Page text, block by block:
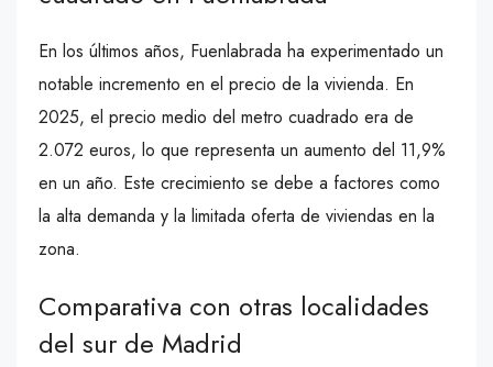
En los últimos años, Fuenlabrada ha experimentado un
notable incremento en el precio de la vivienda. En
2025, el precio medio del metro cuadrado era de
2.072 euros, lo que representa un aumento del 11,9%
en un año. Este crecimiento se debe a factores como
la alta demanda y la limitada oferta de viviendas en la
zona.
Comparativa con otras localidades
del sur de Madrid